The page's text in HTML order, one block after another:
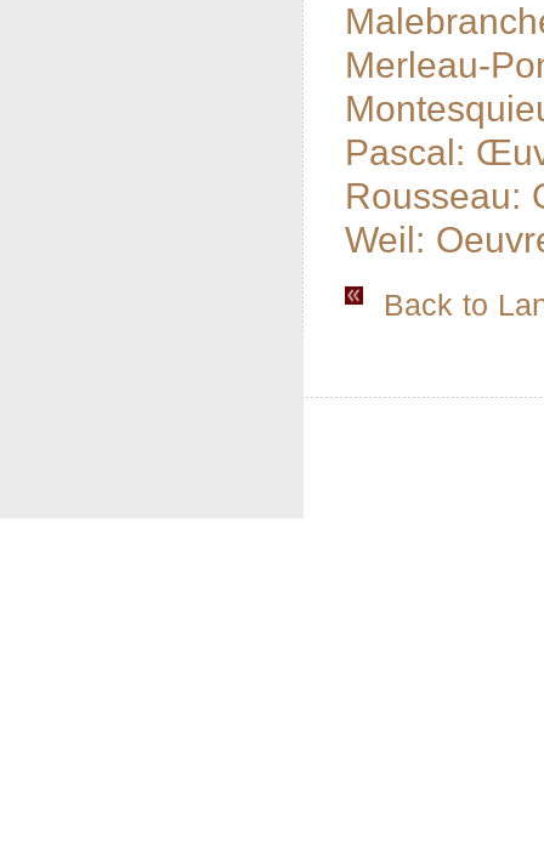
Merleau-
Pascal:
Rousseau:
Weil:
Back to